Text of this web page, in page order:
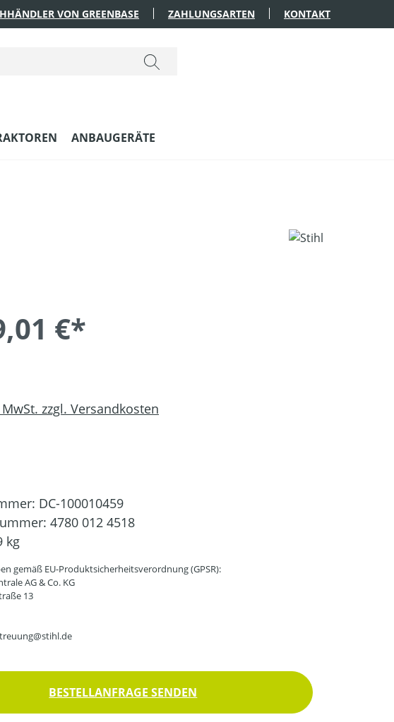
VON GREENBASE ZAHLUNGSARTEN KONTAKT
ANBAUGERÄTE
€*
zzgl. Versandkosten
DC-100010459
4780 012 4518
kg
gemäß EU-Produktsicherheitsverordnung (GPSR):
AG & Co. KG
13
BESTELLANFRAGE SENDEN